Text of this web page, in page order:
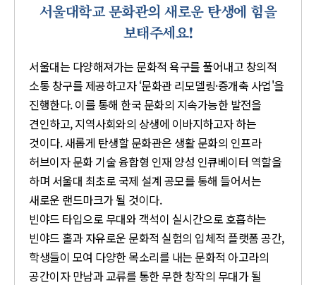
서울대학교 문화관의 새로운 탄생에 힘을
보태주세요!
서울대는 다양해져가는 문화적 욕구를 풀어내고 창의적
소통 창구를 제공하고자 ‘문화관 리모델링·증개축 사업'을
진행한다. 이를 통해 한국 문화의 지속가능한 발전을
견인하고, 지역사회와의 상생에 이바지하고자 하는
것이다. 새롭게 탄생할 문화관은 생활 문화의 인프라
허브이자 문화 기술 융합형 인재 양성 인큐베이터 역할을
하며 서울대 최초로 국제 설계 공모를 통해 들어서는
새로운 랜드마크가 될 것이다.
빈야드 타입으로 무대와 객석이 실시간으로 호흡하는
빈야드 홀과 자유로운 문화적 실험의 입체적 플랫폼 공간,
학생들이 모여 다양한 목소리를 내는 문화적 아고라의
공간이자 만남과 교류를 통한 무한 창작의 무대가 될